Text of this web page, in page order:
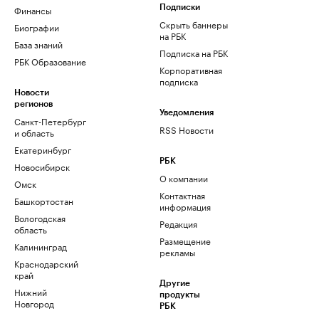
Финансы
Биографии
База знаний
РБК Образование
Новости
регионов
Санкт-Петербург
и область
Екатеринбург
Новосибирск
Омск
Башкортостан
Вологодская
область
Калининград
Краснодарский
край
Нижний
Новгород
Подписки
Скрыть баннеры
на РБК
Подписка на РБК
Корпоративная
подписка
Уведомления
RSS Новости
РБК
О компании
Контактная
информация
Редакция
Размещение
рекламы
Другие
продукты
РБК